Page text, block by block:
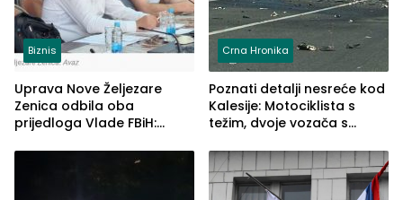
Biznis
Uprava Nove Željezare
Zenica odbila oba
prijedloga Vlade FBiH:
rješenje
Crna Hronika
Poznati detalji nesreće kod
Kalesije: Motociklista s
težim, dvoje vozača s